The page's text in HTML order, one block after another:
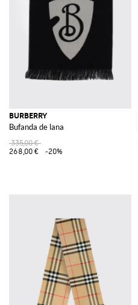
BURBERRY
Bufanda de lana
335,00 €
268,00 €
-20%